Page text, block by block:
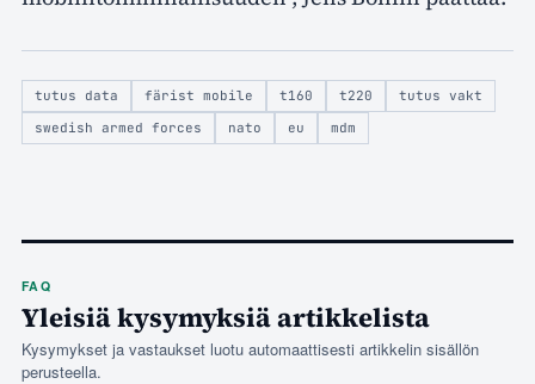
tutus data färist mobile t160 t220
tutus vakt
swedish armed forces
nato eu mdm
FAQ
Yleisiä kysymyksiä artikkelista
Kysymykset ja vastaukset luotu automaattisesti artikkelin sisällön
perusteella.